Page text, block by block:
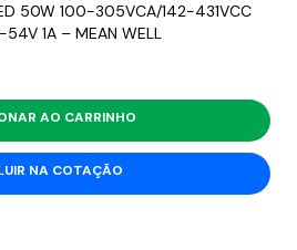
50W 100-305VCA/142-431VCC
1A – MEAN WELL
AO CARRINHO
NA COTAÇÃO